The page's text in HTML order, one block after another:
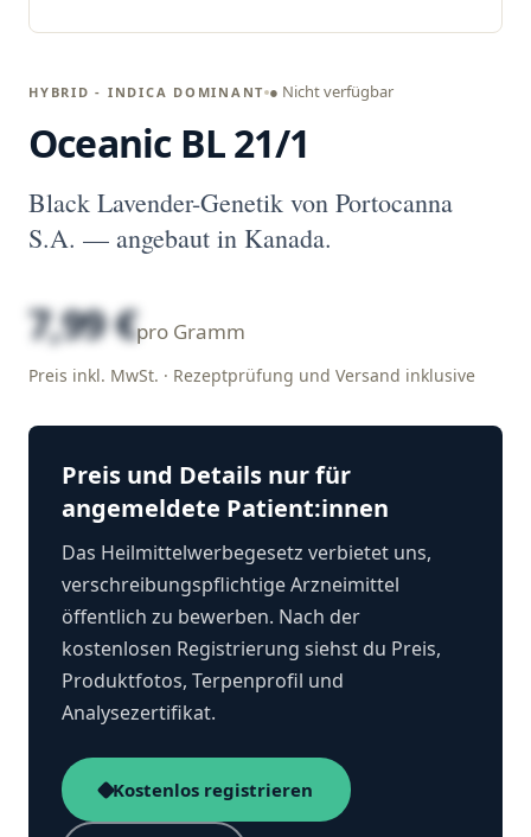
HYBRID - INDICA DOMINANT ● Nicht verfügbar
Oceanic BL 21/1
Black Lavender-Genetik von Portocanna
S.A. — angebaut in Kanada.
7,99 €pro Gramm
Preis inkl. MwSt. · Rezeptprüfung und Versand inklusive
Preis und Details nur für
angemeldete Patient:innen
Das Heilmittelwerbegesetz verbietet uns,
verschreibungspflichtige Arzneimittel
öffentlich zu bewerben. Nach der
kostenlosen Registrierung siehst du Preis,
Produktfotos, Terpenprofil und
Analysezertifikat.
Kostenlos registrieren